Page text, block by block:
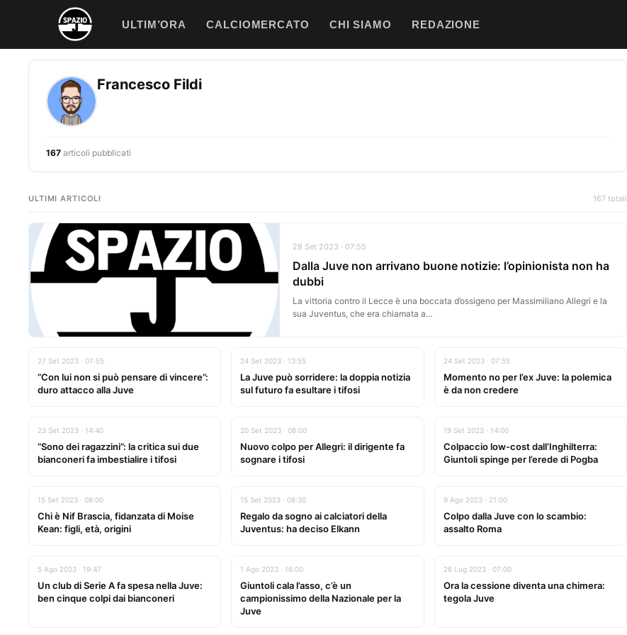
contenuto
ULTIM’ORA CALCIOMERCATO CHI SIAMO REDAZIONE
Francesco Fildi
167 articoli pubblicati
ULTIMI ARTICOLI 167 totali
28 Set 2023 · 07:55
Dalla Juve non arrivano buone notizie: l’opinionista non ha
dubbi
La vittoria contro il Lecce è una boccata d’ossigeno per Massimiliano Allegri e la
sua Juventus, che era chiamata a…
27 Set 2023 · 07:55
“Con lui non si può pensare di vincere”:
duro attacco alla Juve
24 Set 2023 · 13:55
La Juve può sorridere: la doppia notizia
sul futuro fa esultare i tifosi
24 Set 2023 · 07:55
Momento no per l’ex Juve: la polemica
è da non credere
23 Set 2023 · 14:40
“Sono dei ragazzini”: la critica sui due
bianconeri fa imbestialire i tifosi
20 Set 2023 · 08:00
Nuovo colpo per Allegri: il dirigente fa
sognare i tifosi
19 Set 2023 · 14:00
Colpaccio low-cost dall’Inghilterra:
Giuntoli spinge per l’erede di Pogba
15 Set 2023 · 08:00
Chi è Nif Brascia, fidanzata di Moise
Kean: figli, età, origini
15 Set 2023 · 06:30
Regalo da sogno ai calciatori della
Juventus: ha deciso Elkann
9 Ago 2023 · 21:00
Colpo dalla Juve con lo scambio:
assalto Roma
5 Ago 2023 · 19:47
Un club di Serie A fa spesa nella Juve:
ben cinque colpi dai bianconeri
1 Ago 2023 · 16:00
Giuntoli cala l’asso, c’è un
campionissimo della Nazionale per la
Juve
26 Lug 2023 · 07:00
Ora la cessione diventa una chimera:
tegola Juve